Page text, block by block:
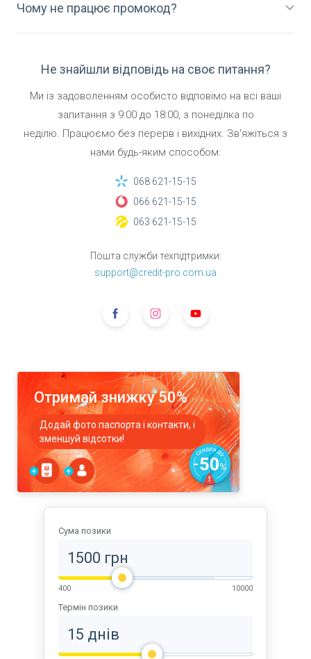
Чому не працює промокод?
Не знайшли відповідь на своє питання?
Ми із задоволенням особисто відповімо на всі ваші
запитання з 9:00до 18:00, з понеділка по
неділю. Працюємо без перерв і вихідних. Зв'яжіться з
нами будь-яким способом:
068 621-15-15
066 621-15-15
063 621-15-15
Пошта служби техпідтримки:
support@credit-pro.com.ua
Отримай знижку 50%
Додай фото паспорта і контакти, і
зменшуй відсотки!
Сума позики
400 10000
Термін позики